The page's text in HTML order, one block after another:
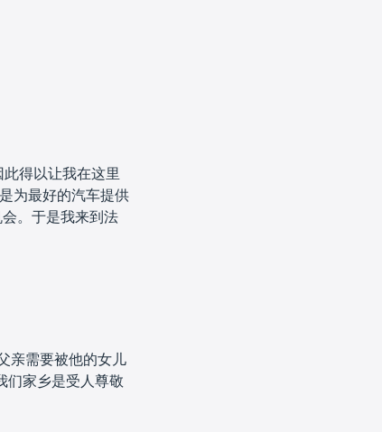
得以让我在这里
为最好的汽车提供
。于是我来到法
亲需要被他的女儿
们家乡是受人尊敬